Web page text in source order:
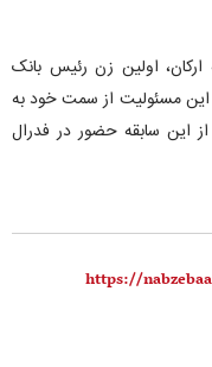
اولین زن رئیس بانک
این مسئولیت از سمت خود به
این سابقه حضور در فدرال